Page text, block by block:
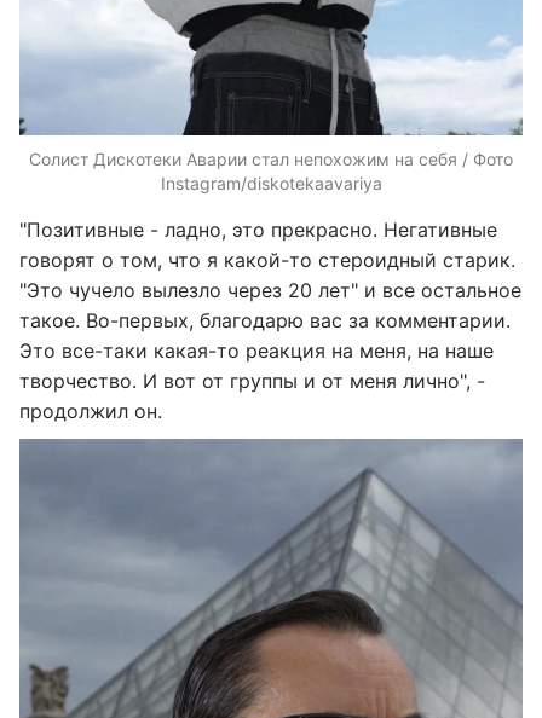
Солист Дискотеки Аварии стал непохожим на себя / Фото
Instagram/diskotekaavariya
"Позитивные - ладно, это прекрасно. Негативные
говорят о том, что я какой-то стероидный старик.
"Это чучело вылезло через 20 лет" и все остальное
такое. Во-первых, благодарю вас за комментарии.
Это все-таки какая-то реакция на меня, на наше
творчество. И вот от группы и от меня лично", -
продолжил он.